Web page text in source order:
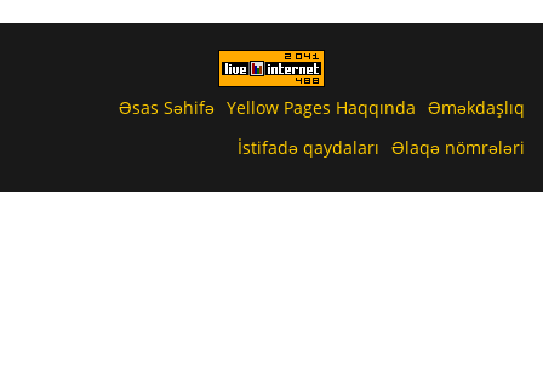
Əsas Səhifə Yellow Pages Haqqında Əməkdaşlıq
İstifadə qaydaları Əlaqə nömrələri